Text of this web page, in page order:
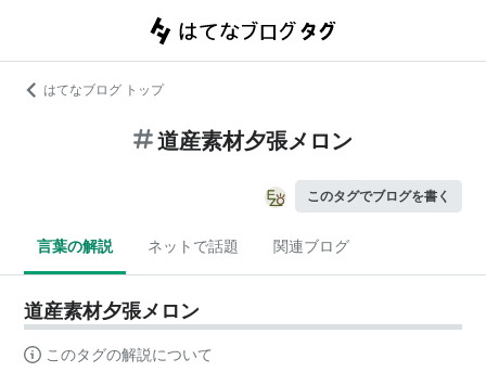
はてなブログ トップ
道産素材夕張メロン
このタグでブログを書く
言葉の解説 ネットで話題 関連ブログ
道産素材夕張メロン
このタグの解説について